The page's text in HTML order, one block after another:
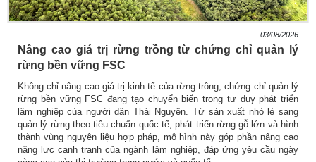
03/08/2026
Nâng cao giá trị rừng trồng từ chứng chỉ quản lý
rừng bền vững FSC
Không chỉ nâng cao giá trị kinh tế của rừng trồng, chứng chỉ quản lý
rừng bền vững FSC đang tạo chuyển biến trong tư duy phát triển
lâm nghiệp của người dân Thái Nguyên. Từ sản xuất nhỏ lẻ sang
quản lý rừng theo tiêu chuẩn quốc tế, phát triển rừng gỗ lớn và hình
thành vùng nguyên liệu hợp pháp, mô hình này góp phần nâng cao
năng lực cạnh tranh của ngành lâm nghiệp, đáp ứng yêu cầu ngày